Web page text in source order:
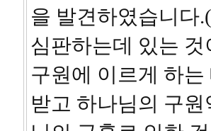
을 발견하였습니다
심판하는데 있는
구원에 이르게 하
받고 하나님의 구